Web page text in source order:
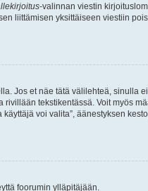
-valinnan viestin
liittämisen yksittäiseen viestiin
Jos et näe tätä välilehteä, sinulla
tekstikentässä. Voit myös
voi valita”, äänestyksen
foorumin ylläpitäjään.